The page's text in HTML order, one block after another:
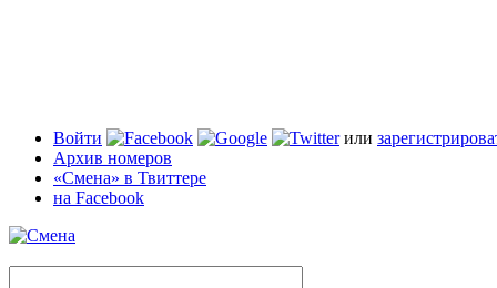
Войти или
Архив номеров
«Смена» в Твиттере
на Facebook